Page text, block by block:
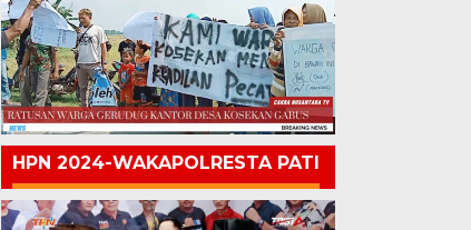
HPN 2024-WAKAPOLRESTA PATI